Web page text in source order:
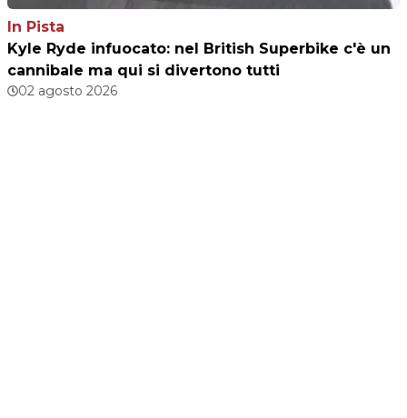
In Pista
Kyle Ryde infuocato: nel British Superbike c'è un
cannibale ma qui si divertono tutti
02 agosto 2026